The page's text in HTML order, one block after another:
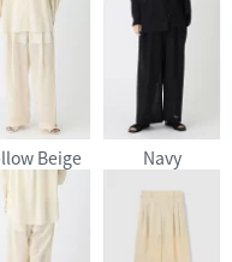
Beige Navy